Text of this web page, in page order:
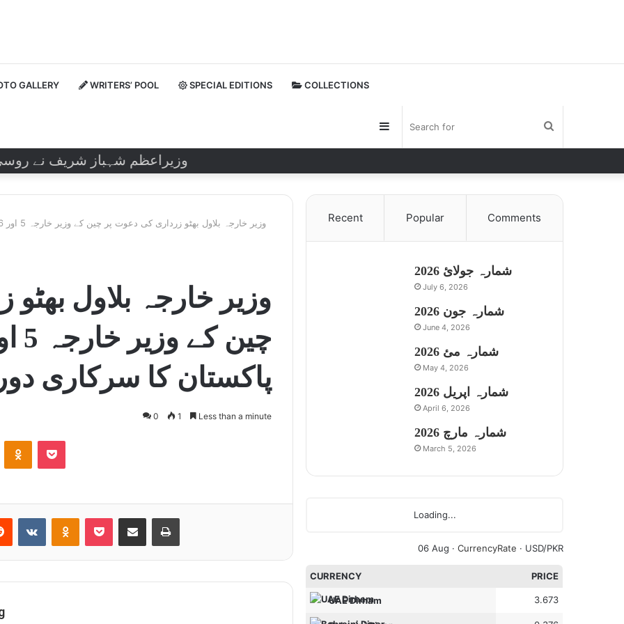
GALLERY WRITERS’ POOL SPECIAL EDITIONS COLLECTIONS
Sidebar
وزیراعظم شہباز شریف نے روسی
وزیر خارجہ بلاول
پاکستان کا سرکاری
0 1 Less than a minute
Recent Popular Comments
شمارہ جولائ 2026
July 6, 2026
شمارہ جون 2026
June 4, 2026
شمارہ مئ 2026
May 4, 2026
شمارہ اپریل 2026
April 6, 2026
شمارہ مارچ 2026
March 5, 2026
Loading...
06 Aug · CurrencyRate · USD/PKR
CURRENCY PRICE
UAE Dirham 3.673